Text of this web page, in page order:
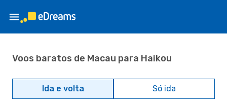
Voos baratos de Macau para Haikou
Ida e volta Só ida